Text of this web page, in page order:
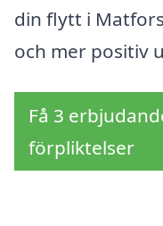
din flytt i
och mer positiv
Få 3
förpliktelser